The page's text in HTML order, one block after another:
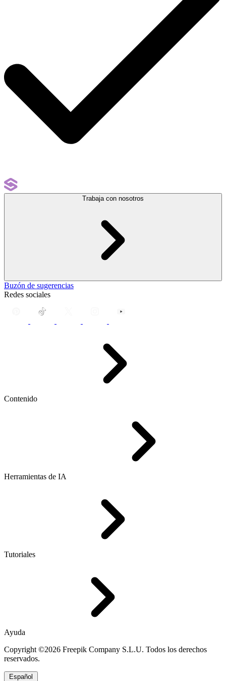
Trabaja con nosotros
Buzón de sugerencias
Redes sociales
Contenido
Herramientas de IA
Tutoriales
Ayuda
Copyright ©2026 Freepik Company S.L.U. Todos los derechos
reservados.
Español